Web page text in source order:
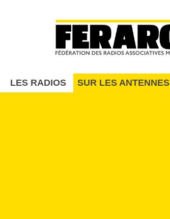
LES RADIOS SUR LES ANTENNES